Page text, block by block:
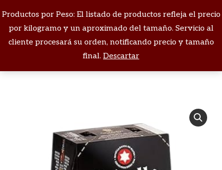
Productos por Peso: El listado de productos refleja el precio
por kilogramo y un aproximado del tamaño. Servicio al
cliente procesará su orden, notificando precio y tamaño
final. Descartar
Buscar:
Estás aquí: